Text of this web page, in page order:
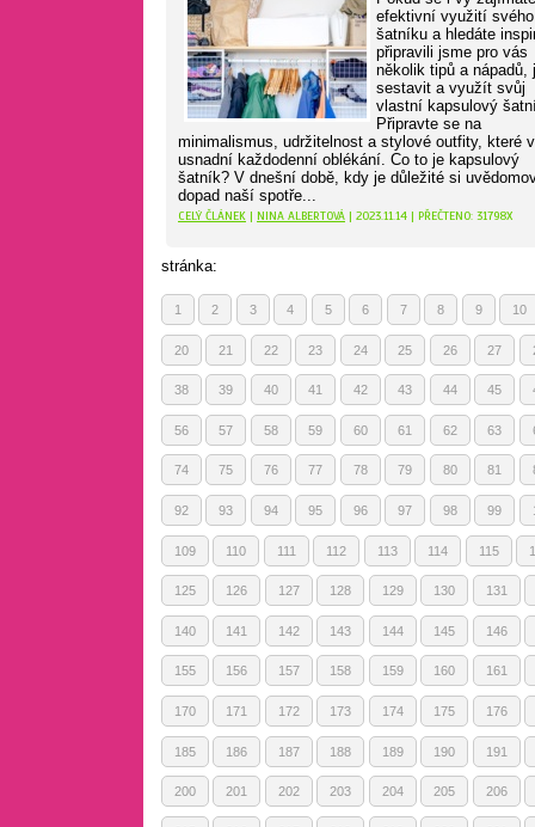
efektivní využití svého
šatníku a hledáte
připravili jsme pro vás
několik tipů a nápadů,
sestavit a využít svůj
vlastní kapsulový
Připravte se na
minimalismus, udržitelnost a stylové outfity, které
usnadní každodenní oblékání. Co to je kapsulový
šatník? V dnešní době, kdy je důležité si
dopad naší spotře...
CELÝ ČLÁNEK | NINA ALBERTOVÁ | 2023.11.14 | PŘEČTENO: 31798X
stránka:
1 2 3 4 5 6 7 8 9 10
20 21 22 23 24 25 26 27
38 39 40 41 42 43 44 45
56 57 58 59 60 61 62 63
74 75 76 77 78 79 80 81
92 93 94 95 96 97 98 99
109 110 111 112 113 114 115
125 126 127 128 129 130 131
140 141 142 143 144 145 146
155 156 157 158 159 160 161
170 171 172 173 174 175 176
185 186 187 188 189 190 191
200 201 202 203 204 205 206